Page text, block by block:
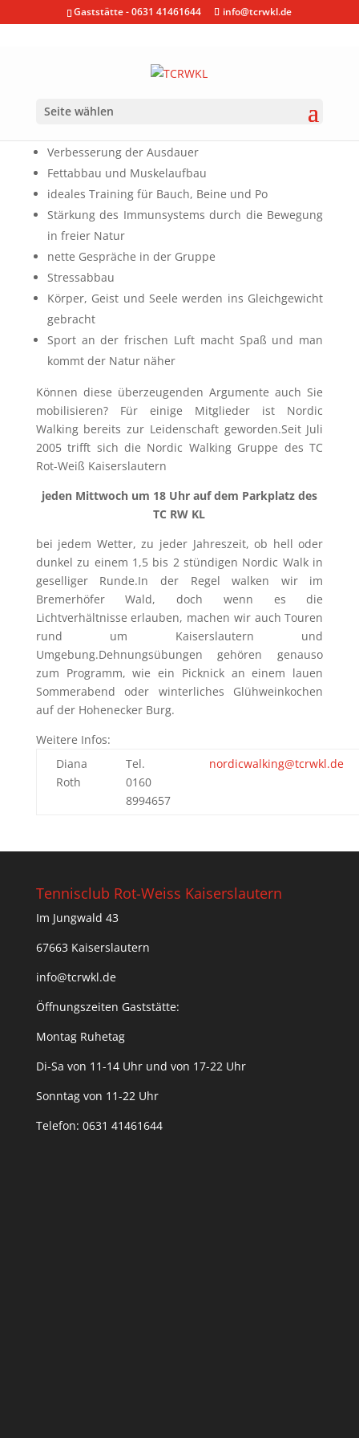
Gaststätte - 0631 41461644 info@tcrwkl.de
Seite wählen
Verbesserung der Ausdauer
Fettabbau und Muskelaufbau
ideales Training für Bauch, Beine und Po
Stärkung des Immunsystems durch die Bewegung
in freier Natur
nette Gespräche in der Gruppe
Stressabbau
Körper, Geist und Seele werden ins Gleichgewicht
gebracht
Sport an der frischen Luft macht Spaß und man
kommt der Natur näher
Können diese überzeugenden Argumente auch Sie
mobilisieren? Für einige Mitglieder ist Nordic
Walking bereits zur Leidenschaft geworden.Seit Juli
2005 trifft sich die Nordic Walking Gruppe des TC
Rot-Weiß Kaiserslautern
jeden Mittwoch um 18 Uhr auf dem Parkplatz des
TC RW KL
bei jedem Wetter, zu jeder Jahreszeit, ob hell oder
dunkel zu einem 1,5 bis 2 stündigen Nordic Walk in
geselliger Runde.In der Regel walken wir im
Bremerhöfer Wald, doch wenn es die
Lichtverhältnisse erlauben, machen wir auch Touren
rund um Kaiserslautern und
Umgebung.Dehnungsübungen gehören genauso
zum Programm, wie ein Picknick an einem lauen
Sommerabend oder winterliches Glühweinkochen
auf der Hohenecker Burg.
Weitere Infos:
Diana
Roth
Tel.
0160
8994657
nordicwalking@tcrwkl.de
Tennisclub Rot-Weiss Kaiserslautern
Im Jungwald 43
67663 Kaiserslautern
info@tcrwkl.de
Öffnungszeiten Gaststätte:
Montag Ruhetag
Di-Sa von 11-14 Uhr und von 17-22 Uhr
Sonntag von 11-22 Uhr
Telefon: 0631 41461644